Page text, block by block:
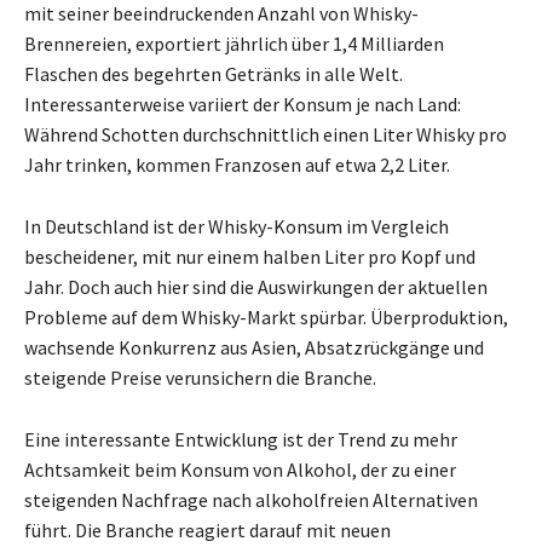
mit seiner beeindruckenden Anzahl von Whisky-
Brennereien, exportiert jährlich über 1,4 Milliarden
Flaschen des begehrten Getränks in alle Welt.
Interessanterweise variiert der Konsum je nach Land:
Während Schotten durchschnittlich einen Liter Whisky pro
Jahr trinken, kommen Franzosen auf etwa 2,2 Liter.
In Deutschland ist der Whisky-Konsum im Vergleich
bescheidener, mit nur einem halben Liter pro Kopf und
Jahr. Doch auch hier sind die Auswirkungen der aktuellen
Probleme auf dem Whisky-Markt spürbar. Überproduktion,
wachsende Konkurrenz aus Asien, Absatzrückgänge und
steigende Preise verunsichern die Branche.
Eine interessante Entwicklung ist der Trend zu mehr
Achtsamkeit beim Konsum von Alkohol, der zu einer
steigenden Nachfrage nach alkoholfreien Alternativen
führt. Die Branche reagiert darauf mit neuen